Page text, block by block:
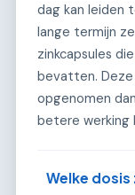
dag kan leiden
lange termijn
zinkcapsules
bevatten.
opgenomen
betere werking
Welke dosis